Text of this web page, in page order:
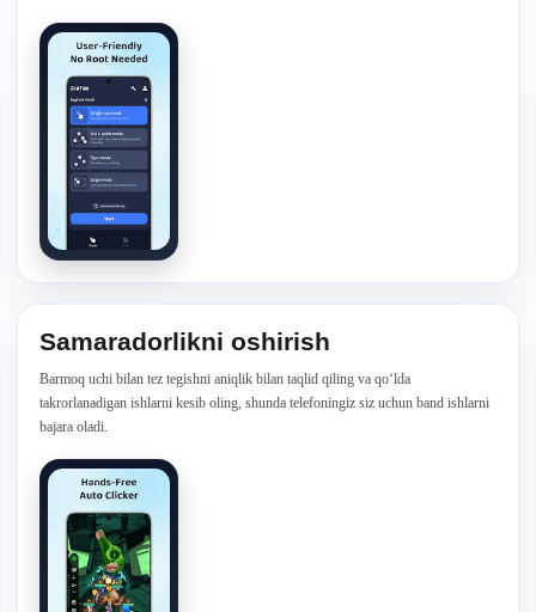
Samaradorlikni oshirish
Barmoq uchi bilan tez tegishni aniqlik bilan taqlid qiling va qo‘lda
takrorlanadigan ishlarni kesib oling, shunda telefoningiz siz uchun band ishlarni
bajara oladi.